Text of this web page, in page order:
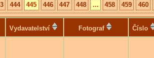
444 445 446 447 448 ... 458 459 460
Vydavatelství Fotograf Číslo